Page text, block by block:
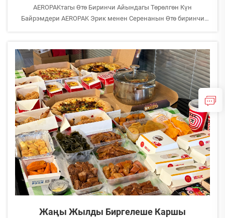
AEROPAKтагы Өтө Биринчи Айындагы Төрөлгөн Күн
Байрэмдери AEROPAK Эрик менен Серенанын Өтө биринчи
арекеттери менен гана эмес, көз карары менен да башкара
берет, бардык кишилерди...
Жаңы Жылды Биргелеше Каршы